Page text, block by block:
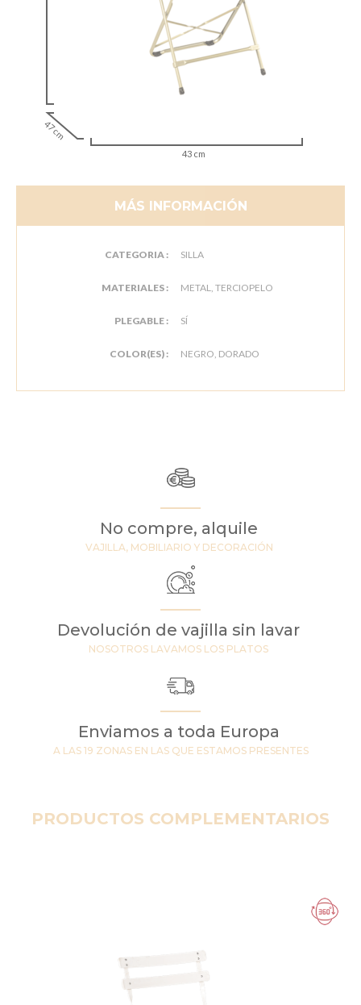
47 cm
43 cm
MÁS INFORMACIÓN
CATEGORIA : SILLA
MATERIALES : METAL, TERCIOPELO
PLEGABLE : SÍ
COLOR(ES) : NEGRO, DORADO
No compre, alquile
VAJILLA, MOBILIARIO Y DECORACIÓN
Devolución de vajilla sin lavar
NOSOTROS LAVAMOS LOS PLATOS
Enviamos a toda Europa
A LAS 19 ZONAS EN LAS QUE ESTAMOS PRESENTES
PRODUCTOS COMPLEMENTARIOS